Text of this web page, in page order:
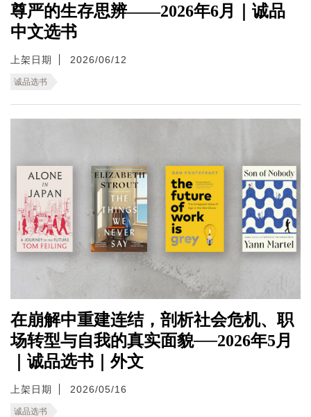
尊严的生存思辨——2026年6月｜诚品
中文选书
上架日期 2026/06/12
诚品选书
在崩解中重建连结，剖析社会危机、职
场转型与自我的真实面貌──2026年5月
｜诚品选书｜外文
上架日期 2026/05/16
诚品选书